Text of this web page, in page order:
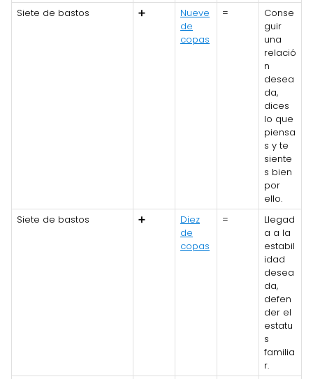
Siete de bastos
➕
Nueve
de
copas
=
Conse
guir
una
relació
n
desea
da,
dices
lo que
piensa
s y te
siente
s bien
por
ello.
Siete de bastos
➕
Diez
de
copas
=
Llegad
a a la
estabil
idad
desea
da,
defen
der el
estatu
s
familia
r.